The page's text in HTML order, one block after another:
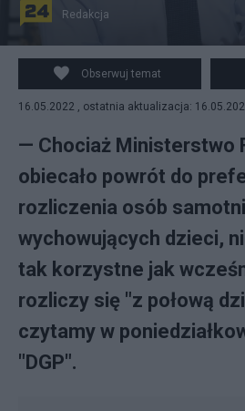
Osoby wychowujące dzieci
Nowelizacja ustawy o PIT
rozliczenie z dzieckiem w
rodziców, którzy skorzystają z
Redakcja
Obserwuj temat
16.05.2022 , ostatnia aktualizacja:
— Chociaż Ministerstwo
obiecało powrót do
rozliczenia osób
wychowujących dzieci,
tak korzystne jak
rozliczy się "z połową
czytamy w
"DGP".